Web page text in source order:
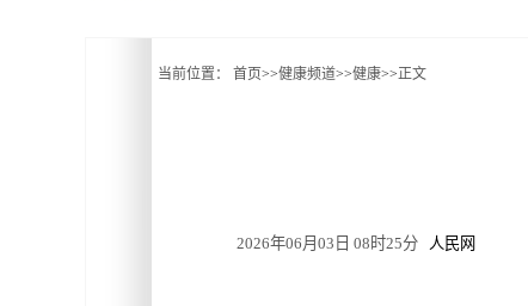
当前位置： 首页>>健康频道>>健康>>正文
2026年06月03日 08时25分 人民网